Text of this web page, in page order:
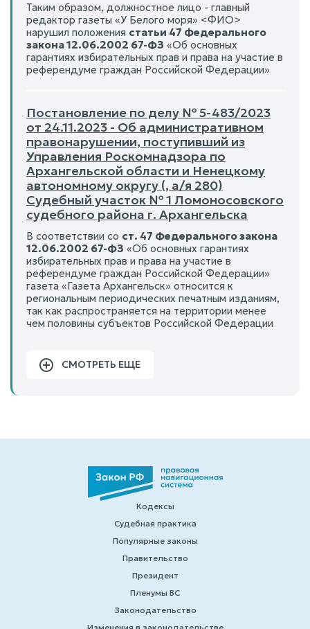
Таким образом, должностное лицо - главный
редактор газеты «У Белого моря» <ФИО>
нарушил положения статьи 47 Федерального
закона 12.06.2002 67-ФЗ «Об основных
гарантиях избирательных прав и права на участие в
референдуме граждан Российской Федерации»
Постановление по делу № 5-483/2023
от 24.11.2023 - Об административном
правонарушении, поступивший из
Управления Роскомнадзора по
Архангельской области и Ненецкому
автономному округу (, а/я 280)
Судебный участок № 1 Ломоносовского
судебного района г. Архангельска
В соответствии со ст. 47 Федерального закона
12.06.2002 67-ФЗ «Об основных гарантиях
избирательных прав и права на участие в
референдуме граждан Российской Федерации»
газета «Газета Архангельск» относится к
региональным периодических печатным изданиям,
так как распространяется на территории менее
чем половины субъектов Российской Федерации
СМОТРЕТЬ ЕЩЕ
Кодексы
Судебная практика
Популярные законы
Правительство
Президент
Пленумы ВС
Законодательство